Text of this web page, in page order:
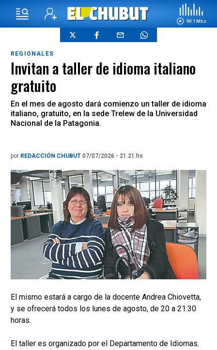
90.1 Mhz
REGIONALES
Invitan a taller de idioma italiano
gratuito
En el mes de agosto dará comienzo un taller de idioma
italiano, gratuito, en la sede Trelew de la Universidad
Nacional de la Patagonia.
por REDACCIÓN CHUBUT 07/07/2026 - 21.21.hs
El mismo estará a cargo de la docente Andrea Chiovetta,
y se ofrecerá todos los lunes de agosto, de 20 a 21:30
horas.
El taller es organizado por el Departamento de Idiomas.